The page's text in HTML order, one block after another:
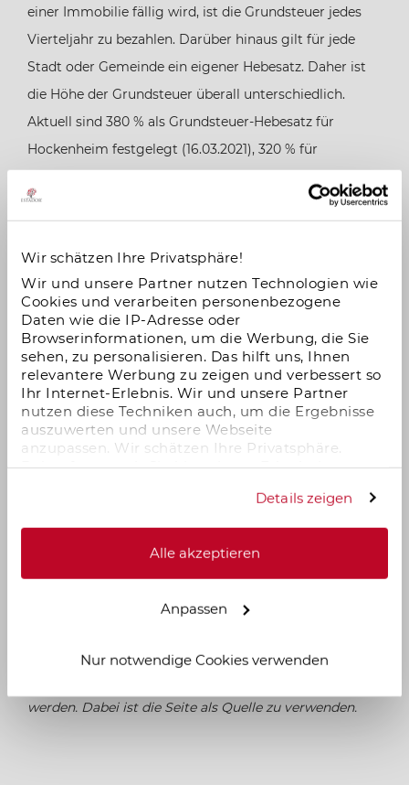
Wir schätzen Ihre Privatsphäre!
Wir und unsere Partner nutzen Technologien wie
Cookies und verarbeiten personenbezogene
Daten wie die IP-Adresse oder
Browserinformationen, um die Werbung, die Sie
sehen, zu personalisieren. Das hilft uns, Ihnen
relevantere Werbung zu zeigen und verbessert so
Ihr Internet-Erlebnis. Wir und unsere Partner
nutzen diese Techniken auch, um die Ergebnisse
auszuwerten und unsere Webseite
anzupassen. Wir schätzen Ihre Privatsphäre.
Daher fragen wir Sie hiermit um Erlaubnis zum
Details zeigen
Alle akzeptieren
Anpassen
Nur notwendige Cookies verwenden
Brandenburg
Bremen
Hamburg
Mecklenburg-Vorpommern
Niedersachsen
Nordrhein-Westfalen
Rheinland-Pfalz
Sachsen-Anhalt
Schleswig Holstein
Thüringen
einer Immobilie fällig wird, ist die Grundsteuer jedes
Vierteljahr zu bezahlen. Darüber hinaus gilt für jede
Stadt oder Gemeinde ein eigener Hebesatz. Daher ist
die Höhe der Grundsteuer überall unterschiedlich.
Aktuell sind 380 % als Grundsteuer-Hebesatz für
Hockenheim festgelegt (16.03.2021), 320 % für
Die Grafik darf bei Nennung des Urhebers ESTADOR
werden. Dabei ist die Seite als Quelle zu verwenden.